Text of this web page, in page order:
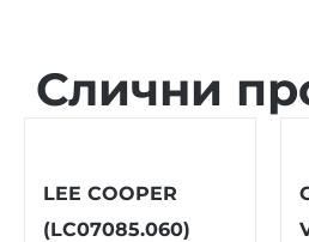
Слични
LEE COOPER
(LC07085.060)